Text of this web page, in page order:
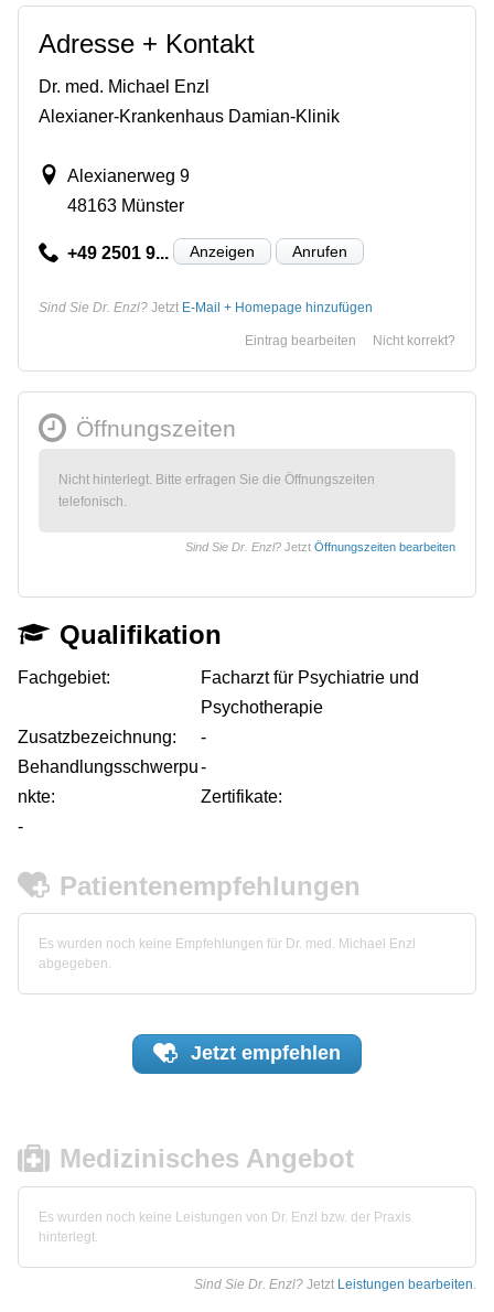
Adresse + Kontakt
Dr. med. Michael Enzl
Alexianer-Krankenhaus Damian-Klinik
Alexianerweg 9
48163 Münster
+49 2501 9... Anzeigen Anrufen
Sind Sie Dr. Enzl? Jetzt E-Mail + Homepage hinzufügen
Nicht korrekt?
Eintrag bearbeiten
Öffnungszeiten
Nicht hinterlegt. Bitte erfragen Sie die Öffnungszeiten
telefonisch.
Sind Sie Dr. Enzl? Jetzt Öffnungszeiten bearbeiten
Qualifikation
Fachgebiet:
Facharzt für Psychiatrie und
Psychotherapie
Zusatzbezeichnung:
-
Behandlungsschwerpu
nkte:
-
Zertifikate:
-
Patientenempfehlungen
Es wurden noch keine Empfehlungen für Dr. med. Michael Enzl
abgegeben.
Jetzt empfehlen
Medizinisches Angebot
Es wurden noch keine Leistungen von Dr. Enzl bzw. der Praxis
hinterlegt.
Sind Sie Dr. Enzl? Jetzt Leistungen bearbeiten.